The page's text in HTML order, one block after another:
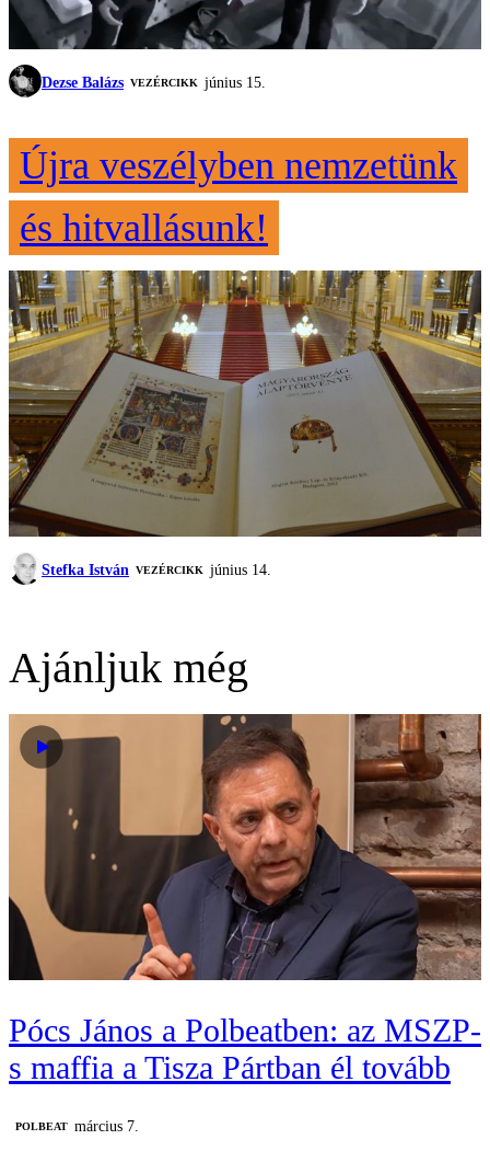
Dezse Balázs VEZÉRCIKK június 15.
Újra veszélyben nemzetünk
és hitvallásunk!
Stefka István VEZÉRCIKK június 14.
Ajánljuk még
Pócs János a Polbeatben: az MSZP-
s maffia a Tisza Pártban él tovább
‎POLBEAT március 7.